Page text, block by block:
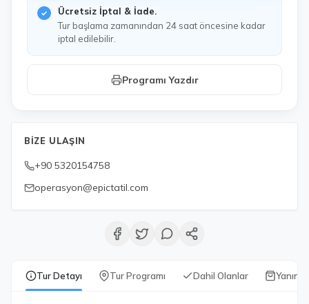
Tur Detayı Tur Programı Dahil Olanlar
Ücretsiz İptal & İade.
Tur başlama zamanından 24 saat öncesine kadar
iptal edilebilir.
Programı Yazdır
BIZE ULAŞIN
+90 5320154758
operasyon@epictatil.com